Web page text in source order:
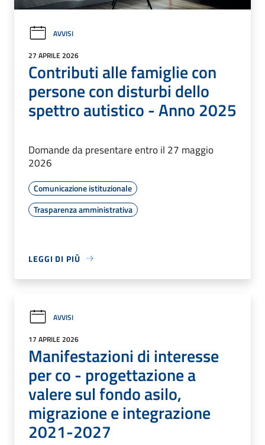
AVVISI
27 APRILE 2026
Contributi alle famiglie con
persone con disturbi dello
spettro autistico - Anno 2025
Domande da presentare entro il 27 maggio
2026
Comunicazione istituzionale
Trasparenza amministrativa
LEGGI DI PIÙ
AVVISI
17 APRILE 2026
Manifestazioni di interesse
per co - progettazione a
valere sul fondo asilo,
migrazione e integrazione
2021-2027